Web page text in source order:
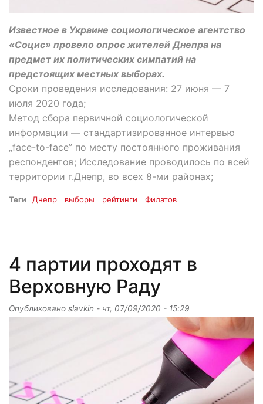
Известное в Украине социологическое агентство
«Социс» провело опрос жителей Днепра на
предмет их политических симпатий на
предстоящих местных выборах.
Сроки проведения исследования: 27 июня — 7
июля 2020 года;
Метод сбора первичной социологической
информации — стандартизированное интервью
„face-to-face” по месту постоянного проживания
респондентов; Исследование проводилось по всей
территории г.Днепр, во всех 8-ми районах;
Теги Днепр выборы рейтинги Филатов
4 партии проходят в
Верховную Раду
Опубликовано slavkin - чт, 07/09/2020 - 15:29